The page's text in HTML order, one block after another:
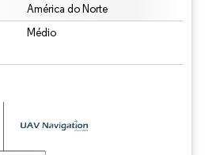
América do Norte
Médio